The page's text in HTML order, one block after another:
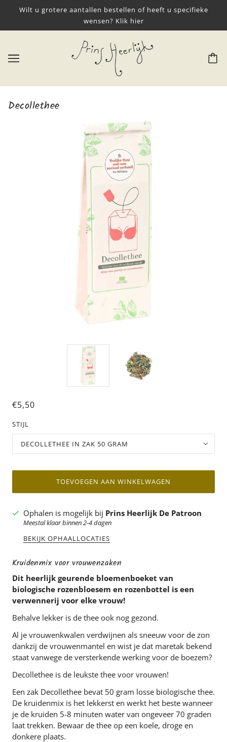
Wilt u grotere aantallen bestellen of heeft u specifieke
wensen? Klik hier
Decollethee
€5,50
STIJL
DECOLLETHEE IN ZAK 50 GRAM
TOEVOEGEN AAN WINKELWAGEN
Ophalen is mogelijk bij Prins Heerlijk De Patroon
Meestal klaar binnen 2-4 dagen
BEKIJK OPHAALLOCATIES
Kruidenmix voor vrouwenzaken
Dit heerlijk geurende bloemenboeket van
biologische rozenbloesem en rozenbottel is een
verwennerij voor elke vrouw!
Behalve lekker is de thee ook nog gezond.
Al je vrouwenkwalen verdwijnen als sneeuw voor de zon
dankzij de vrouwenmantel en wist je dat maretak bekend
staat vanwege de versterkende werking voor de boezem?
Decollethee is de leukste thee voor vrouwen!
Een zak Decollethee bevat 50 gram losse biologische thee.
De kruidenmix is het lekkerst en werkt het beste wanneer
je de kruiden 5-8 minuten water van ongeveer 70 graden
laat trekken. Bewaar de thee op een koele, droge en
donkere plaats.